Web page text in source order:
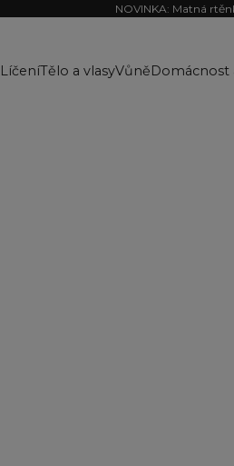
NOVINKA: Matná
LíčeníTělo a vlasyVůněDomácnost